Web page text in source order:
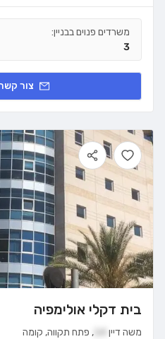
משרדים פנוים בבניין:
3
צור
בית דקלי אולימפיה
משה דיין , פתח תקווה, קומה